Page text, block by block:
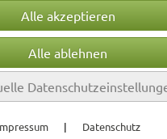
| Datenschutz